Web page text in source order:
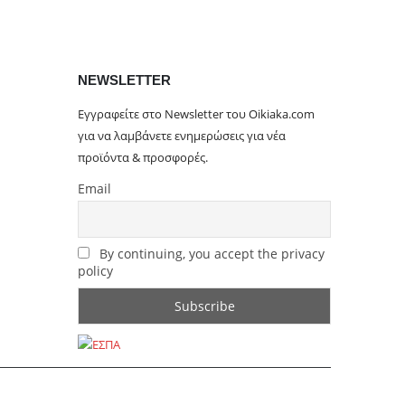
NEWSLETTER
Εγγραφείτε στο Newsletter του Oikiaka.com
για να λαμβάνετε ενημερώσεις για νέα
προϊόντα & προσφορές.
Email
By continuing, you accept the privacy
policy